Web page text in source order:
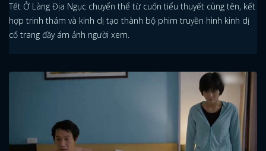
Tết Ở Làng Địa Ngục chuyển thể từ cuốn tiểu thuyết cùng tên, kết
hợp trinh thám và kinh dị tạo thành bộ phim truyền hình kinh dị
cổ trang đầy ám ảnh người xem.